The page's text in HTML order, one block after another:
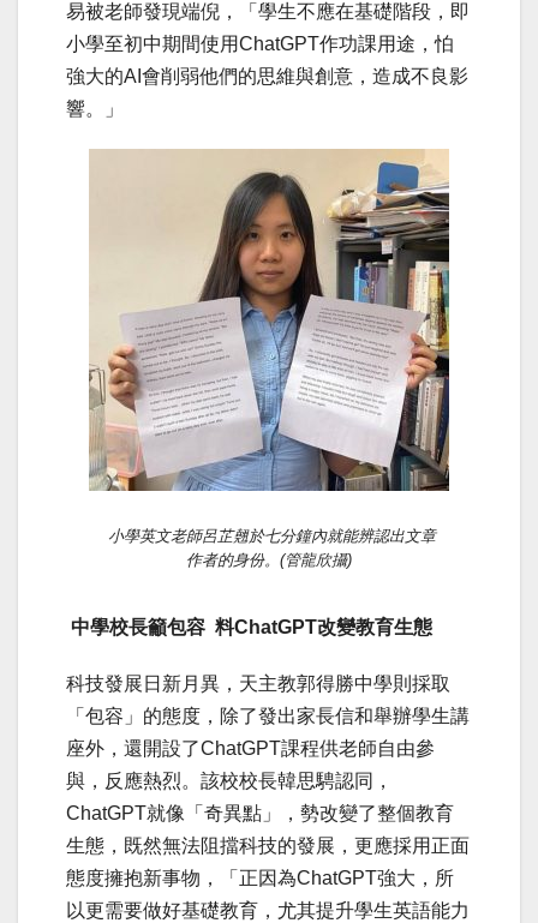
易被老師發現端倪，「學生不應在基礎階段，即
小學至初中期間使用ChatGPT作功課用途，怕
強大的AI會削弱他們的思維與創意，造成不良影
響。」
小學英文老師呂芷翹於七分鐘內就能辨認出文章
作者的身份。(管龍欣攝)
中學校長籲包容 料ChatGPT改變教育生態
科技發展日新月異，天主教郭得勝中學則採取
「包容」的態度，除了發出家長信和舉辦學生講
座外，還開設了ChatGPT課程供老師自由參
與，反應熱烈。該校校長韓思騁認同，
ChatGPT就像「奇異點」，勢改變了整個教育
生態，既然無法阻擋科技的發展，更應採用正面
態度擁抱新事物，「正因為ChatGPT強大，所
以更需要做好基礎教育，尤其提升學生英語能力